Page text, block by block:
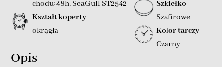
chodu: 48h, SeaGull ST2542
Kształt koperty
okrągła
Szkiełko
Szafirowe
Kolor tarczy
Czarny
Opis